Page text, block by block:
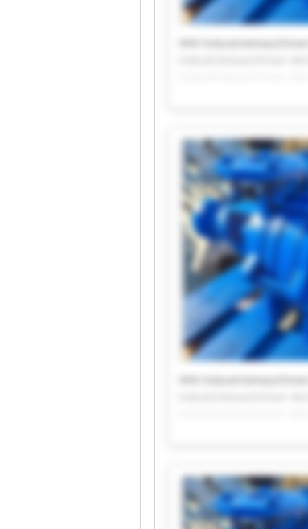
VHV
Industriemaschinen
Industriemaschinen
Industriemaschinen
Industriemaschinen
Industriemaschinen
VHV
Industriemaschinen
Industriemaschinen
Industriemaschinen
Industriemaschinen